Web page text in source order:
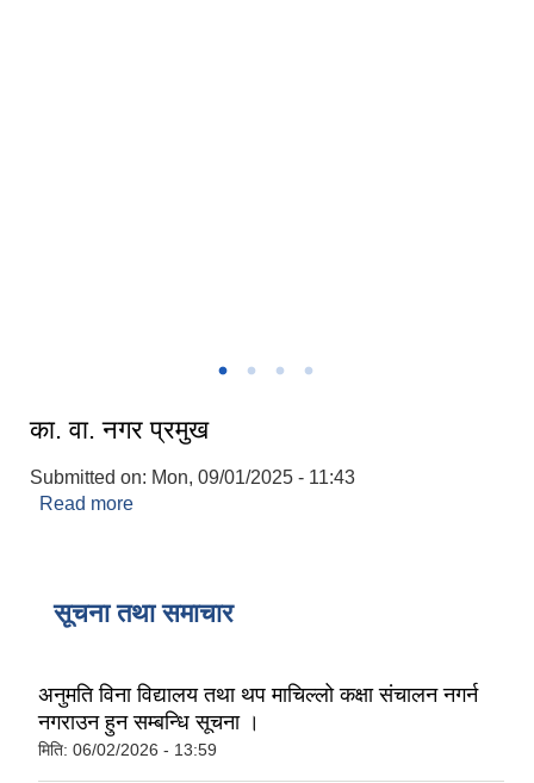
का. वा. नगर प्रमुख
Submitted on: Mon, 09/01/2025 - 11:43
Read more
सूचना तथा समाचार
अनुमति विना विद्यालय तथा थप माचिल्लो कक्षा संचालन नगर्न
नगराउन हुन सम्बन्धि सूचना ।
मिति: 06/02/2026 - 13:59